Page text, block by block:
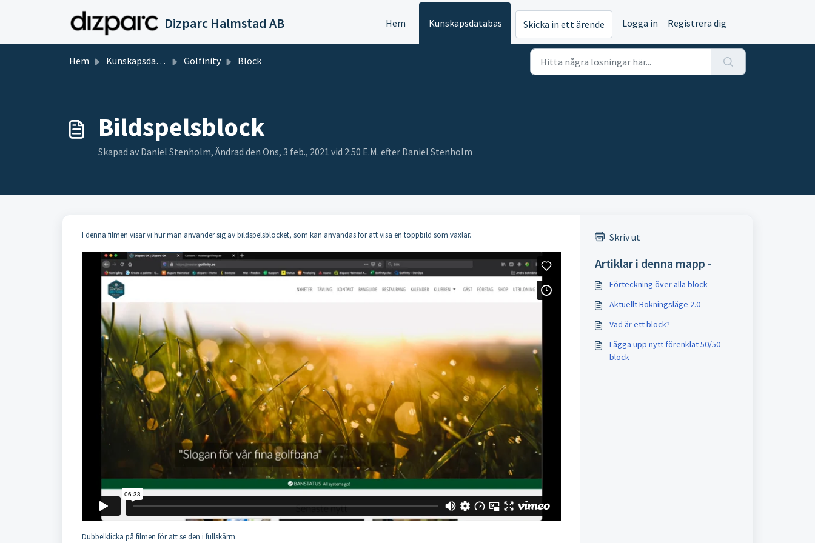
Dizparc Halmstad AB Hem Kunskapsdatabas Skicka in ett ärende Logga in Registrera dig
Hem Kunskapsdatabas Golfinity Block
Bildspelsblock
Skapad av Daniel Stenholm, Ändrad den Ons, 3 feb., 2021 vid 2:50 E.M. efter Daniel Stenholm
I denna filmen visar vi hur man använder sig av bildspelsblocket, som kan användas för att visa en toppbild som växlar.
Dubbelklicka på filmen för att se den i fullskärm.
Skriv ut
Artiklar i denna mapp -
Förteckning över alla block
Aktuellt Bokningsläge 2.0
Vad är ett block?
Lägga upp nytt förenklat 50/50
block